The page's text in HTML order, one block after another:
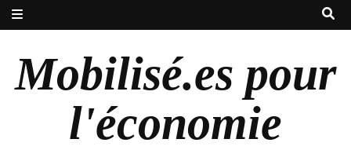
Mobilisé.es pour
l'économie